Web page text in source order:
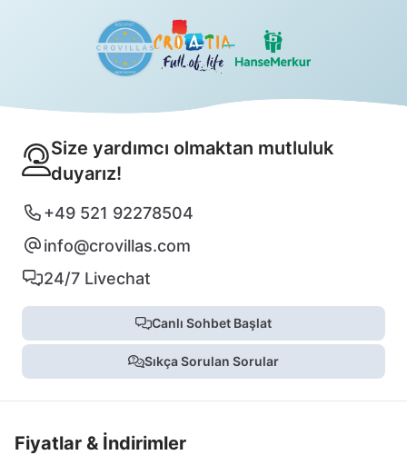
Size yardımcı olmaktan mutluluk
duyarız!
+49 521 92278504
info@crovillas.com
24/7 Livechat
Canlı Sohbet Başlat
Sıkça Sorulan Sorular
Fiyatlar & İndirimler